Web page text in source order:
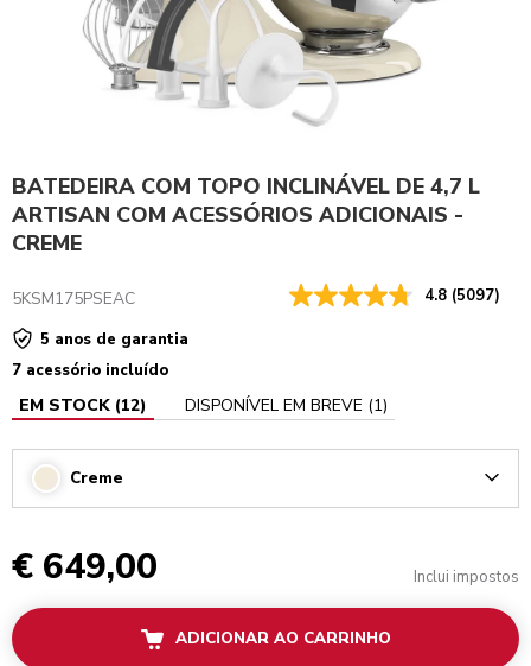
BATEDEIRA COM TOPO INCLINÁVEL DE 4,7 L
ARTISAN COM ACESSÓRIOS ADICIONAIS -
CREME
5KSM175PSEAC 4.8 (5097)
5 anos de garantia
7 acessório incluído
EM STOCK (12) DISPONÍVEL EM BREVE (1)
Creme
€ 649,00 Inclui impostos
ADICIONAR AO CARRINHO